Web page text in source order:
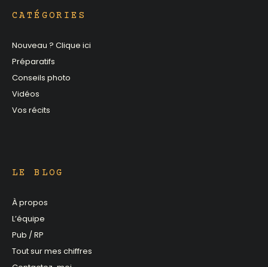
CATÉGORIES
Nouveau ? Clique ici
Préparatifs
Conseils photo
Vidéos
Vos récits
LE BLOG
À propos
L’équipe
Pub / RP
Tout sur mes chiffres